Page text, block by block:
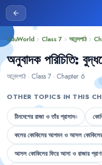
arrow_back
EduWorld chevron_right Class 7 chevron_right আনন্দপাঠchevron_right
অনুবাদক পরিচিতি:
আনন্দপাঠ · Class 7 · Chapter 6
OTHER TOPICS IN THIS
চীনদেশের রাজা ও তাঁর প্রাসাদ6
কলের কোকিলের আগমন ও আসল কোকিলের
আসল কোকিলের ফিরে আসা ও রাজার